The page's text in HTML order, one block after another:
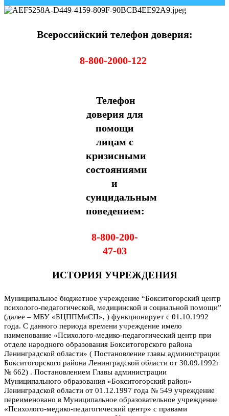
Всероссийский телефон доверия:
8-800-2000-122
Телефон
доверия для
помощи
лицам с
кризисными
состояниями
и
суицидальным
поведением:
8-800-200-
47-03
ИСТОРИЯ УЧРЕЖДЕНИЯ
Муниципальное бюджетное учреждение “Бокситогорский центр
психолого-педагогической, медицинской и социальной помощи”
(далее – МБУ «БЦППМиСП», ) функционирует с 01.10.1992
года. С данного периода времени учреждение имело
наименование «Психолого-медико-педагогический центр при
отделе народного образования Бокситогорского района
Ленинградской области» ( Постановление главы администрации
Бокситогорского района Ленинградской области от 30.09.1992г
№ 662) . Постановлением Главы администрации
Муниципального образования «Бокситогорский район»
Ленинградской области от 01.12.1997 года № 549 учреждение
переименовано в Муниципальное образовательное учреждение
«Психолого-медико-педагогический центр» с правами